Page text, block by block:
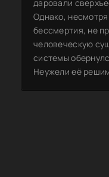
даровали
Однако,
бессмертия, не
человеческую
системы
Неужели её